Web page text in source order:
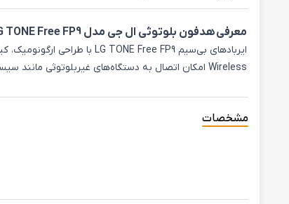
معرفی هدفون بلوتوثی ال جی مدل LG TONE Free FP9
Wireless امکان اتصال به دستگاه‌های غیربلوتوثی مانند سیستم‌های سرگرمی هواپیما را فراهم می‌کند. این محصول برای استفاده روزمره، ورزش و سفر ایده‌آل است.
مشخصات